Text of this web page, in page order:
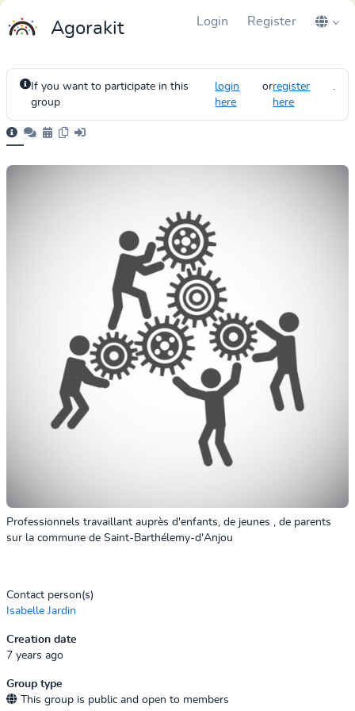
Agorakit Login Register
If you want to participate in this
group
login
here
orregister
here
.
Professionnels travaillant auprès d'enfants, de jeunes , de parents
sur la commune de Saint-Barthélemy-d'Anjou
Contact person(s)
Isabelle Jardin
Creation date
7 years ago
Group type
This group is public and open to members